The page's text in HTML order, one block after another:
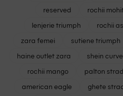
reserved
rochii
lenjerie triumph
rochii
zara femei
sutiene triumph
haine outlet zara
shein curve
rochii mango
palton
american eagle
ghete